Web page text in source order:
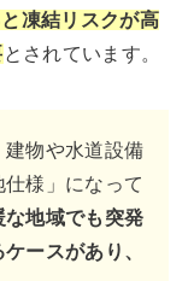
凍結リスクが高
とされています。
物や水道設備
様」になって
な地域でも突発
ースがあり、